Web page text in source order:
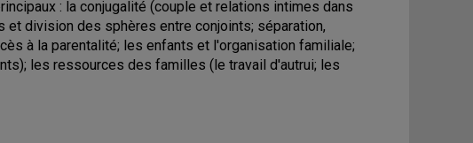
: la conjugalité (couple et relations intimes dans
division des sphères entre conjoints; séparation,
à la parentalité; les enfants et l'organisation familiale;
les ressources des familles (le travail d'autrui; les